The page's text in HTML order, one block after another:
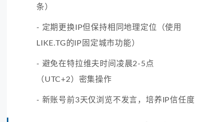
条）
- 定期更换IP但保持相同地理定位（使用
LIKE.TG的IP固定城市功能）
- 避免在特拉维夫时间凌晨2-5点
（UTC+2）密集操作
- 新账号前3天仅浏览不发言，培养IP信任度